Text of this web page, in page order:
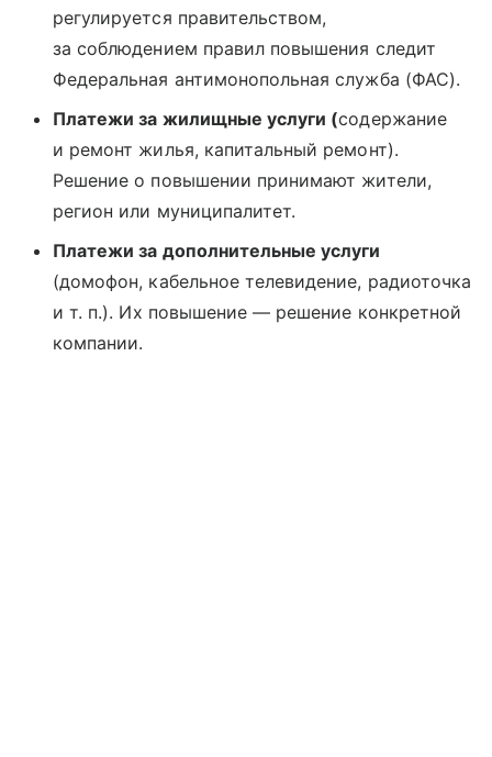
регулируется правительством,
за соблюдением правил повышения следит
Федеральная антимонопольная служба (ФАС).
Платежи за жилищные услуги (содержание
и ремонт жилья, капитальный ремонт).
Решение о повышении принимают жители,
регион или муниципалитет.
Платежи за дополнительные услуги
(домофон, кабельное телевидение, радиоточка
и т. п.). Их повышение — решение конкретной
компании.